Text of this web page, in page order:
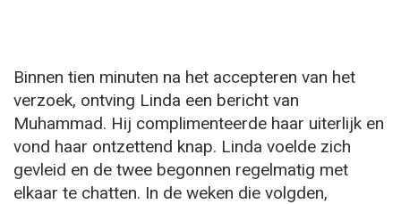
Binnen tien minuten na het accepteren van het
verzoek, ontving Linda een bericht van
Muhammad. Hij complimenteerde haar uiterlijk en
vond haar ontzettend knap. Linda voelde zich
gevleid en de twee begonnen regelmatig met
elkaar te chatten. In de weken die volgden,